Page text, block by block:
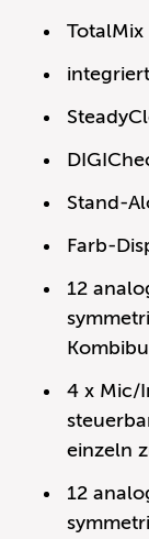
TotalMix
Stand-
Farb-
12
4 x Mic/
einzeln
12